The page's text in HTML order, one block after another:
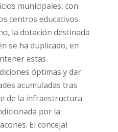
municipales, con
centros educativos.
la dotación destinada
se ha duplicado, en
estas
óptimas y dar
acumuladas tras
de la infraestructura
por la
El concejal